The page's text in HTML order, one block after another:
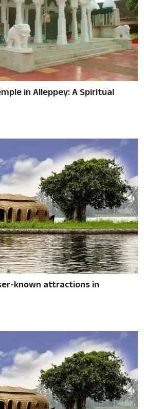
in Alleppey: A Spiritual
known attractions in